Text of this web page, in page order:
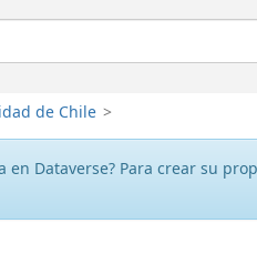
de Chile >
en Dataverse? Para crear su